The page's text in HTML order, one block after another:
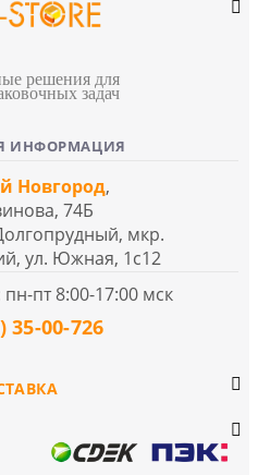
решения для
задач
ИНФОРМАЦИЯ
Новгород,
74Б
мкр.
ул. Южная, 1с12
пт 8:00-17:00 мск
35-00-726